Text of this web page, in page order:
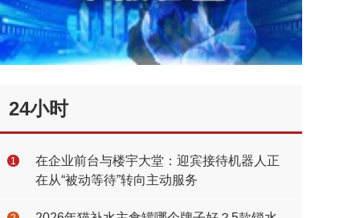
24小时
1
在企业前台与楼宇大堂：迎宾接待机器人正
在从“被动等待”转向主动服务